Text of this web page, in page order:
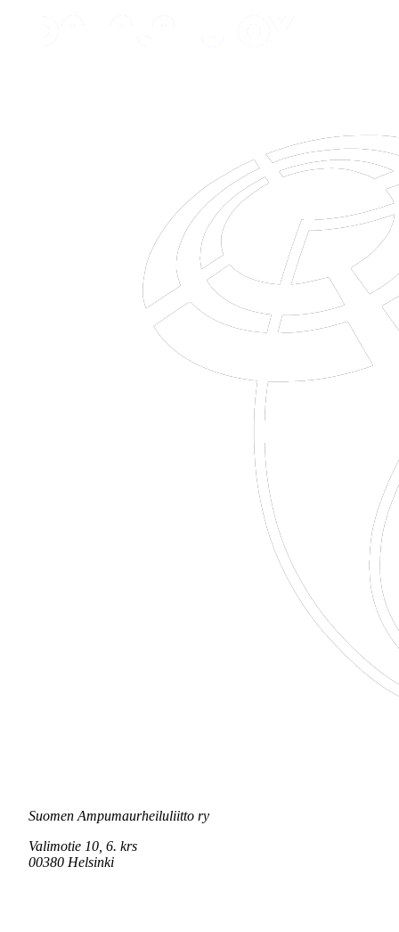
Suomen Ampumaurheiluliitto ry
Valimotie 10, 6. krs
00380 Helsinki